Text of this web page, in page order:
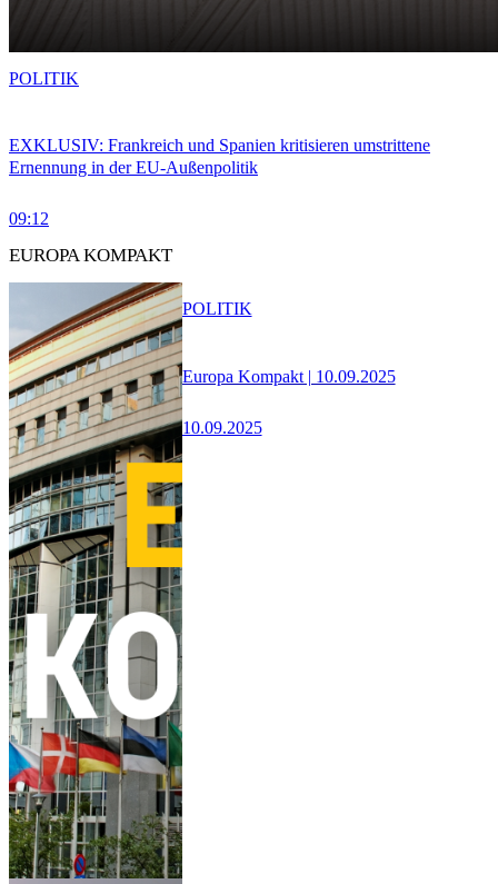
EXKLUSIV: Frankreich und Spanien kritisieren umstrittene
Ernennung in der EU-Außenpolitik
09:12
POLITIK
EUROPA KOMPAKT
Europa Kompakt | 10.09.2025
10.09.2025
POLITIK